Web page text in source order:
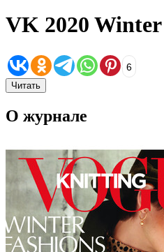
VK 2020 Winter
6
Читать
О журнале